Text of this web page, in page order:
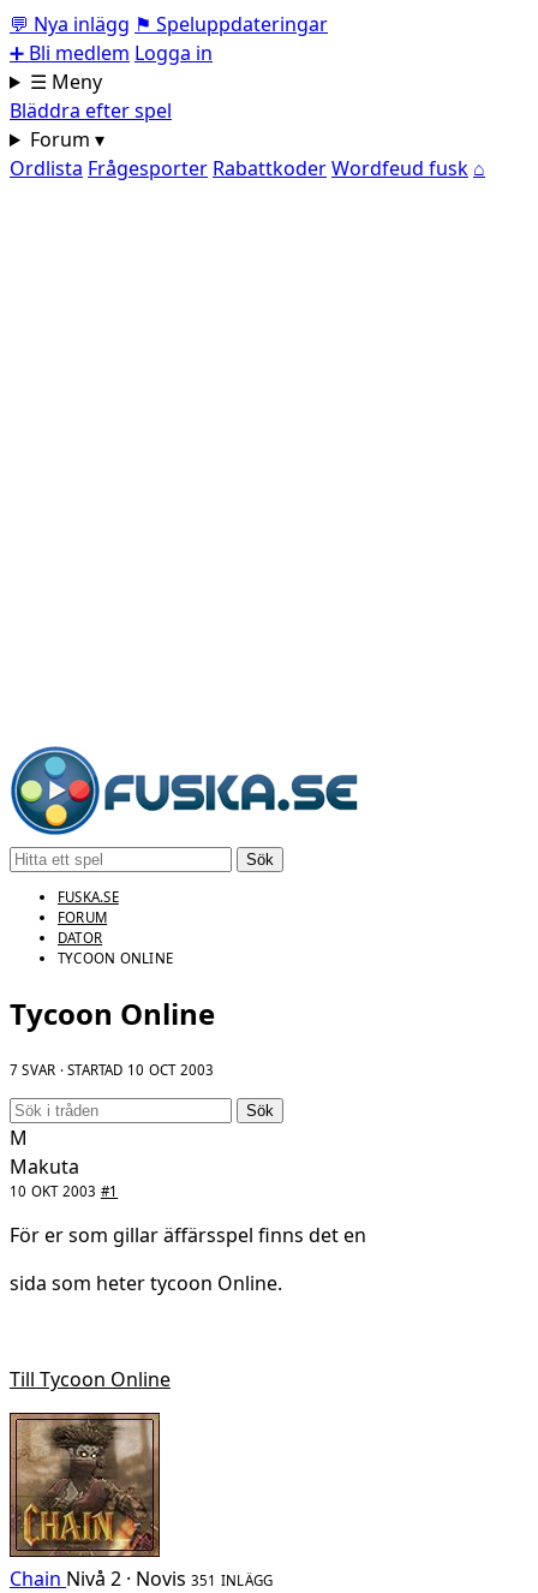
💬 Nya inlägg ⚑ Speluppdateringar
➕ Bli medlem Logga in
☰ Meny
Bläddra efter spel
Forum ▾
Ordlista Frågesporter RabattkoderWordfeud fusk ⌂
Sök
FUSKA.SE
FORUM
DATOR
TYCOON ONLINE
Tycoon Online
7 SVAR · STARTAD 10 OCT 2003
Sök
M
Makuta
10 OKT 2003 #1
För er som gillar äffärsspel finns det en
sida som heter tycoon Online.
Till Tycoon Online
Chain Nivå 2 · Novis 351 INLÄGG